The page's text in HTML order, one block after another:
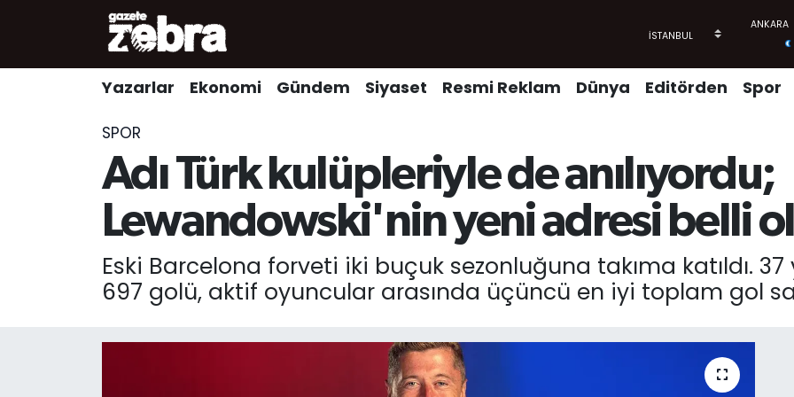
Yazarlar Ekonomi Gündem Siyaset Resmi Reklam Dünya Editörden Spor
SPOR
Adı Türk kulüpleriyle de anılıyordu;
Lewandowski'nin yeni adresi belli
Eski Barcelona forveti iki buçuk sezonluğuna takıma katıldı.
697 golü, aktif oyuncular arasında üçüncü en iyi toplam gol
Yazarlar
Kültür-Sanat
Nöbetçi Eczaneler
Trafik Durumu
Süper Lig Puan Durumu ve Fikstür
Son Dakika Haberleri
Haber Arşivi